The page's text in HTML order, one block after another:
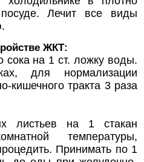
Лечит все виды
ЖКТ:
сока на 1 ст. ложку воды.
для нормализации
кишечного тракта 3 раза
листьев на 1 стакан
температуры,
Принимать по 1